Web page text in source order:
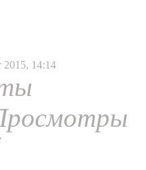
2015, 14:14